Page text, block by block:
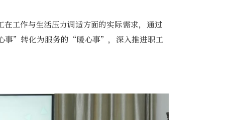
工作与生活压力调适方面的实际需求，通过
事”转化为服务的“暖心事”，深入推进职工